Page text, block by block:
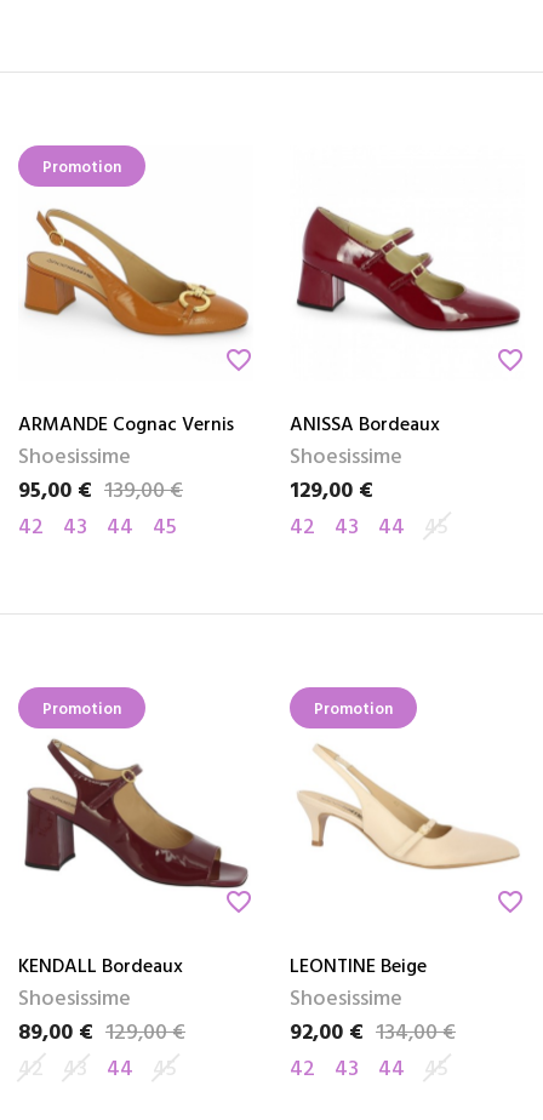
Promotion
favorite_border
ARMANDE Cognac Vernis
Shoesissime
Prix
95,00 €
Prix de base139,00 €
42
43 44 45
favorite_border
ANISSA Bordeaux
Shoesissime
Prix
129,00 €
42
43 44 45
Promotion
favorite_border
KENDALL Bordeaux
Shoesissime
Prix
89,00 €
Prix de base129,00 €
42 43 44 45
Promotion
favorite_border
LEONTINE Beige
Shoesissime
Prix
92,00 €
Prix de base134,00 €
42
43 44 45